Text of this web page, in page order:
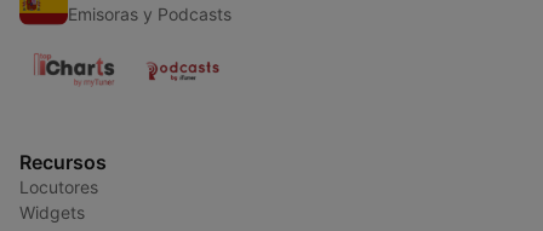
Emisoras y Podcasts
Recursos
Locutores
Widgets